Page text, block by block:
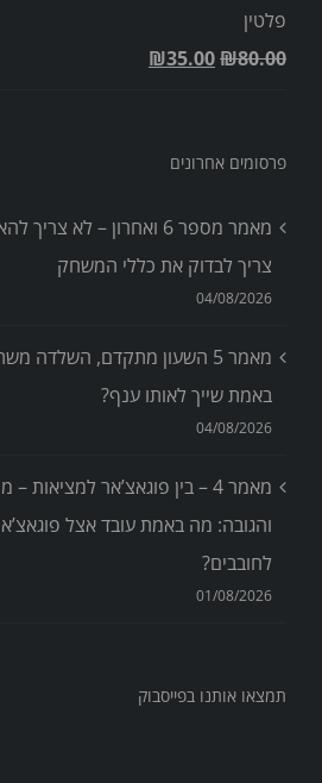
פלטין
₪80.00
₪35.00
פרסומים אחרונים
מאמר מספר 6 ואחרון – לא
צריך לבדוק את כללי המשחק
04/08/2026
מאמר 5 השעון מתקדם, השלדה
באמת שייך לאותו ענף?
04/08/2026
מאמר 4 – בין פוגאצ’אר
והגובה: מה באמת עובד אצל
לחובבים?
01/08/2026
תמצאו אותנו בפייסבוק